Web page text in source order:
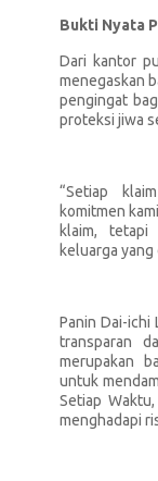
Bukti Nyata
Dari kantor
menegaskan
pengingat
proteksi jiwa
“Setiap
komitmen
klaim, tetapi
keluarga
Panin Dai-ichi
transparan
merupakan
untuk
Setiap
menghadapi